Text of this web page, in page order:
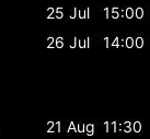
25 Jul
15:00
26 Jul
14:00
21 Aug 11:30